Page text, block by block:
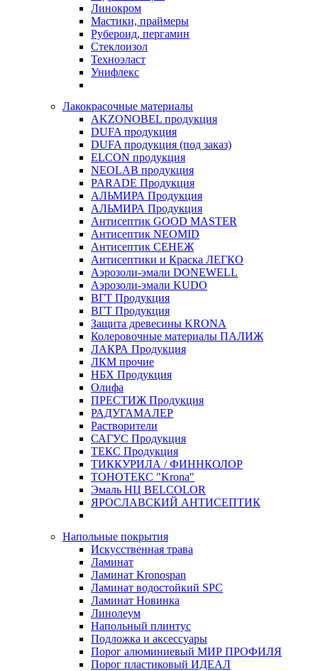
Линокром
Мастики, праймеры
Рубероид, пергамин
Стеклоизол
Техноэласт
Унифлекс
Лакокрасочные материалы
AKZONOBEL продукция
DUFA продукция
DUFA продукция (под заказ)
ELCON продукция
NEOLAB продукция
PARADE Продукция
АЛЬМИРА Продукция
АЛЬМИРА Продукция
Антисептик GOOD MASTER
Антисептик NEOMID
Антисептик СЕНЕЖ
Антисептики и Краска ЛЕГКО
Аэрозоли-эмали DONEWELL
Аэрозоли-эмали KUDO
ВГТ Продукция
ВГТ Продукция
Защита древесины KRONA
Колеровочные материалы ПАЛИЖ
ЛАКРА Продукция
ЛКМ прочие
НБХ Продукция
Олифа
ПРЕСТИЖ Продукция
РАДУГАМАЛЕР
Растворители
САГУС Продукция
ТЕКС Продукция
ТИККУРИЛА / ФИННКОЛОР
ТОНОТЕКС "Krona"
Эмаль НЦ BELCOLOR
ЯРОСЛАВСКИЙ АНТИСЕПТИК
Напольные покрытия
Искусственная трава
Ламинат
Ламинат Kronospan
Ламинат водостойкий SPC
Ламинат Новинка
Линолеум
Напольный плинтус
Подложка и аксессуары
Порог алюминиевый МИР ПРОФИЛЯ
Порог пластиковый ИДЕАЛ